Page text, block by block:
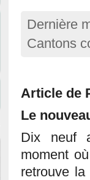
Dernière
Cantons
Article de
Le
Dix neuf
moment
retrouve la